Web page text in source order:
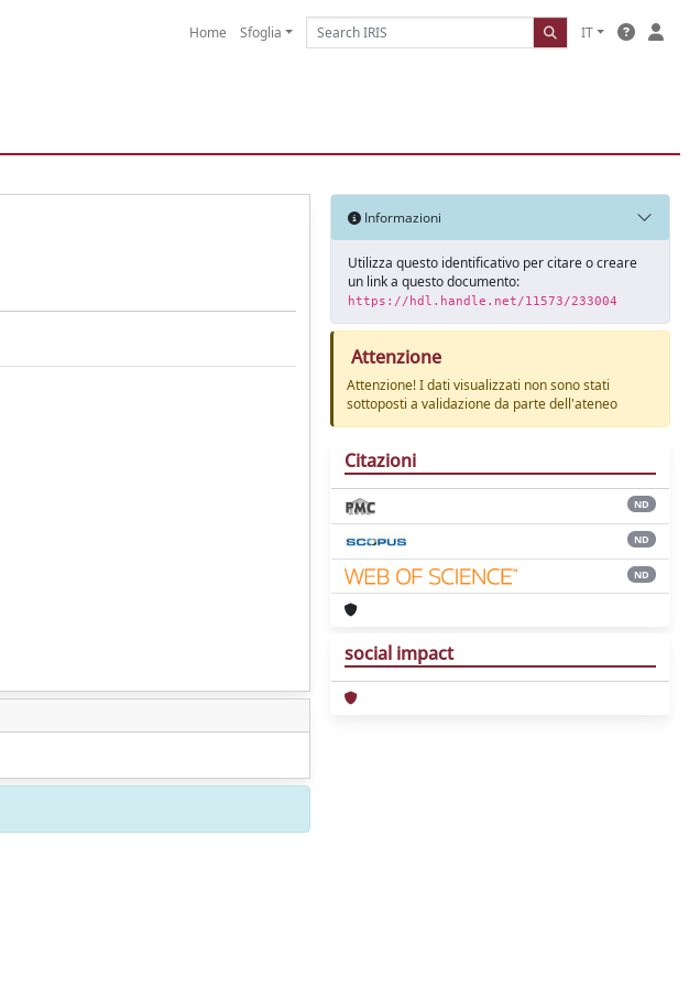
Home Sfoglia IT
Informazioni
Utilizza questo identificativo per citare o creare
un link a questo documento:
https://hdl.handle.net/11573/233004
Attenzione
Attenzione! I dati visualizzati non sono stati
sottoposti a validazione da parte dell'ateneo
Citazioni
ND
ND
ND
social impact